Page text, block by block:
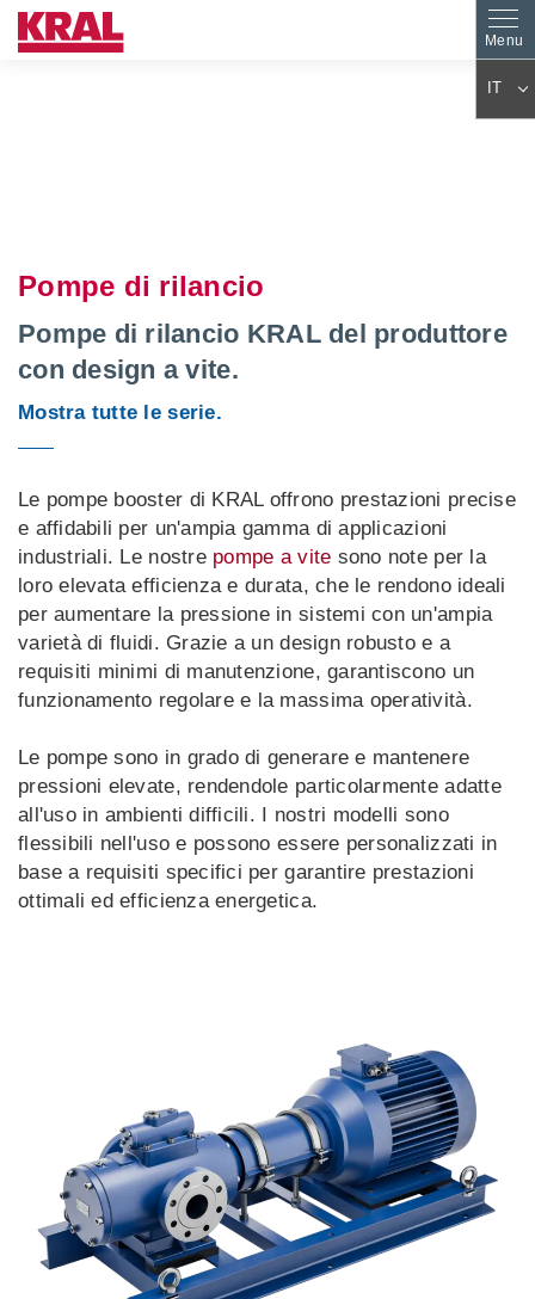
IT
BG
SV
LT
UK
Pompe di rilancio
Pompe di rilancio KRAL del produttore
con design a vite.
Mostra tutte le serie.
Le pompe booster di KRAL offrono prestazioni precise
e affidabili per un'ampia gamma di applicazioni
industriali. Le nostre pompe a vite sono note per la
loro elevata efficienza e durata, che le rendono ideali
per aumentare la pressione in sistemi con un'ampia
varietà di fluidi. Grazie a un design robusto e a
requisiti minimi di manutenzione, garantiscono un
funzionamento regolare e la massima operatività.
Le pompe sono in grado di generare e mantenere
pressioni elevate, rendendole particolarmente adatte
all'uso in ambienti difficili. I nostri modelli sono
flessibili nell'uso e possono essere personalizzati in
base a requisiti specifici per garantire prestazioni
ottimali ed efficienza energetica.